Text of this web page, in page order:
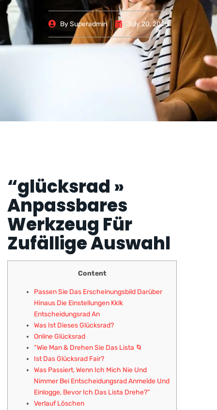
BySuperadmin July 20, 2025
“glücksrad »
Anpassbares
Werkzeug Für
Zufällige Auswahl
Content
Passen Sie Das Erscheinungsbild Darüber
Hinaus Die Einstellungen Kklk
Entscheidungsrad An
Was Ist Dieses Glücksrad?
Online Glücksrad
“Wie Man & Drehen Sie Das Lista 🌀
Ist Das Glücksrad Fair?
Was Passiert, Wenn Ich Mich Nie Und
Nimmer Bei Entscheidungsrad Anmelde Und
Einlogge, Bevor Ich Das Lista Drehe?”
Verlauf Löschen